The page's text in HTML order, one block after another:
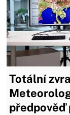
Totální
předpověď